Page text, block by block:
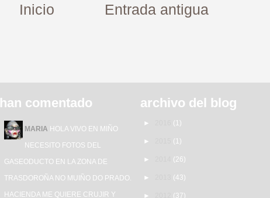
Entrada antigua
Inicio
han comentado
MARIA HOLA VIVO EN MIÑO
NECESITO FOTOS DEL
GASEODUCTO EN LA ZONA DE
TRASDOROÑA NO MUIÑO DO PRADO.
HACIENDA ME QUIERE CRUJIR Y
archivo del blog
► (1)
► (1)
► (26)
► (43)
► (37)